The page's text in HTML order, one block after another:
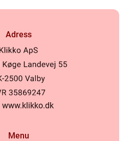
Adress
www.klikko.dk
Menu